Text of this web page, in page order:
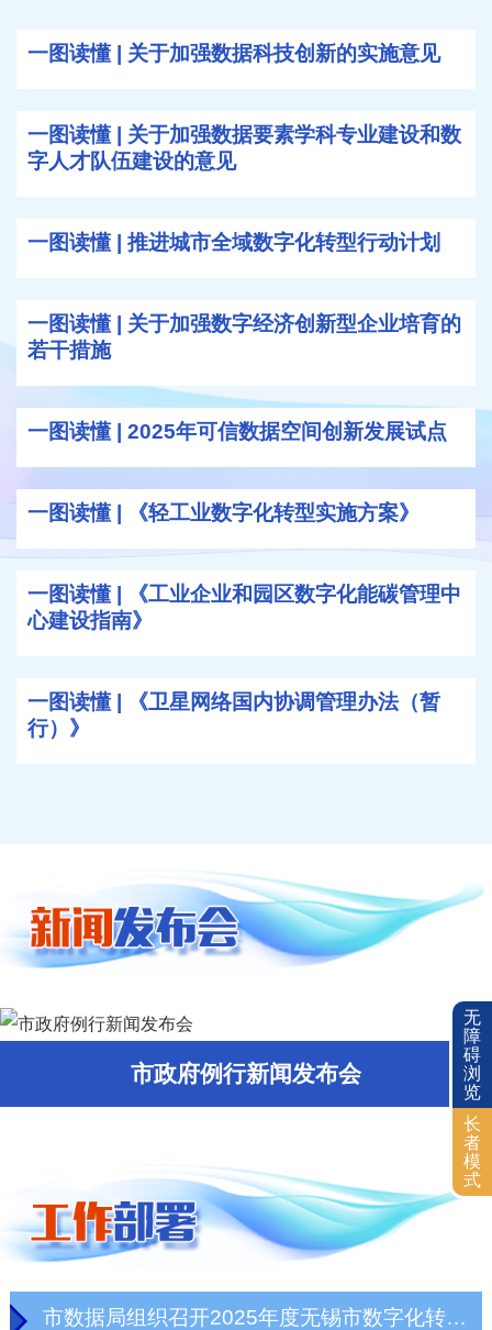
一图读懂 | 关于加强数据科技创新的实施意见
一图读懂 | 关于加强数据要素学科专业建设和数
字人才队伍建设的意见
一图读懂 | 推进城市全域数字化转型行动计划
一图读懂 | 关于加强数字经济创新型企业培育的
若干措施
一图读懂 | 2025年可信数据空间创新发展试点
一图读懂 | 《轻工业数字化转型实施方案》
一图读懂 | 《工业企业和园区数字化能碳管理中
心建设指南》
一图读懂 | 《卫星网络国内协调管理办法（暂
行）》
市政府例行新闻发布会
市数据局组织召开2025年度无锡市数字化转型重点场景专题会
无
障
碍
浏
览
长
者
模
式